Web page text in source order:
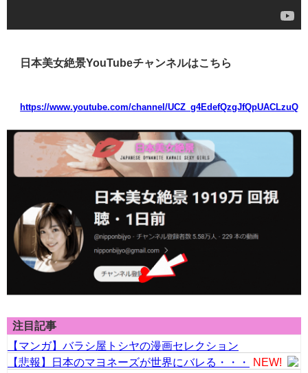
日本美女絶景YouTubeチャンネルはこちら
https://www.youtube.com/channel/UCZ_g4EdefQzgJfQpUACLzuQ
注目記事
【マンガ】バラシ屋トシヤの漫画セレクション
【悲報】日本のマヨネーズが世界にバレる・・・
NEW!